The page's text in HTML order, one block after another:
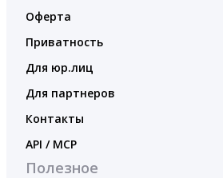
Оферта
Приватность
Для юр.лиц
Для партнеров
Контакты
API / MCP
Полезное